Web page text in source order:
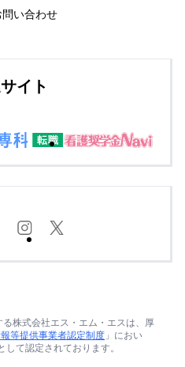
問い合わせ
イト
株式会社エス・エム・エスは、厚
等提供事業者認定制度 」におい
て認定されております。